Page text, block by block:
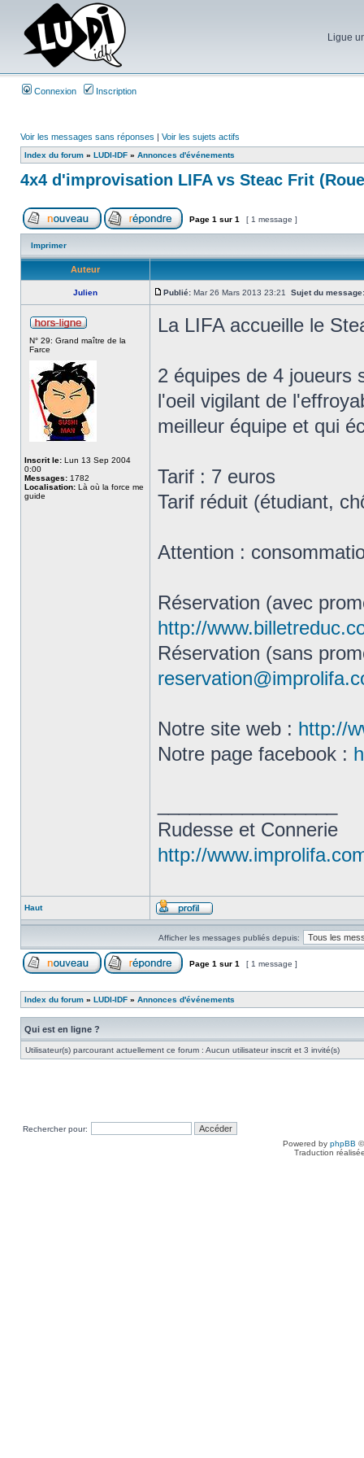
Ligue
Connexion Inscription
Voir les messages sans réponses | Voir les sujets actifs
Index du forum » LUDI-IDF » Annonces d'événements
4x4 d'improvisation LIFA vs Steac Frit
Page 1 sur 1 [ 1 message ]
Imprimer
Auteur
Julien Publié: Mar 26 Mars 2013 23:21 Sujet du message:
N° 29: Grand maître de la
Farce
Inscrit le: Lun 13 Sep 2004
0:00
Messages: 1782
Localisation: Là où la force me
guide
La LIFA accueille le
2 équipes de 4 joueurs
l'oeil vigilant de
meilleur équipe et qui
Tarif : 7 euros
Tarif réduit (étudiant,
Attention :
Réservation (avec
http://
Réservation (sans
Notre site web : http://
Notre page facebook :
Rudesse et Connerie
http://
Haut
Afficher les messages publiés depuis:
Page 1 sur 1 [ 1 message ]
Index du forum » LUDI-IDF » Annonces d'événements
Qui est en ligne ?
Utilisateur(s) parcourant actuellement ce forum : Aucun utilisateur inscrit et 3 invité(s)
Rechercher pour:
Powered by phpBB
Traduction